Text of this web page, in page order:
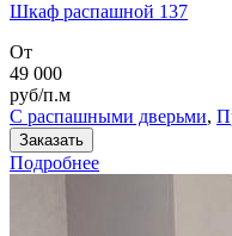
Шкаф распашной 137
От
49 000
руб/п.м
С распашными дверьми,
Заказать
Подробнее